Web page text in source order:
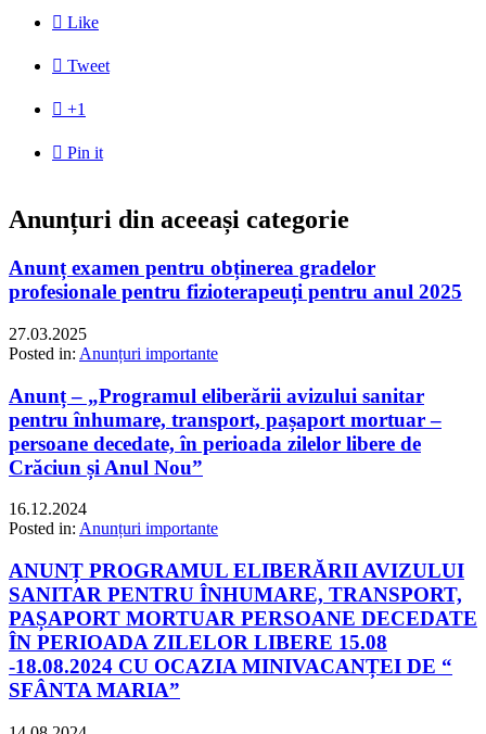
 Like
 Tweet
 +1
 Pin it
Anunțuri din aceeași categorie
Anunț examen pentru obținerea gradelor
profesionale pentru fizioterapeuți pentru anul 2025
27.03.2025
Posted in: Anunțuri importante
Anunț – „Programul eliberării avizului sanitar
pentru înhumare, transport, pașaport mortuar –
persoane decedate, în perioada zilelor libere de
Crăciun și Anul Nou”
16.12.2024
Posted in: Anunțuri importante
ANUNȚ PROGRAMUL ELIBERĂRII AVIZULUI
SANITAR PENTRU ÎNHUMARE, TRANSPORT,
PAȘAPORT MORTUAR PERSOANE DECEDATE
ÎN PERIOADA ZILELOR LIBERE 15.08
-18.08.2024 CU OCAZIA MINIVACANȚEI DE “
SFÂNTA MARIA”